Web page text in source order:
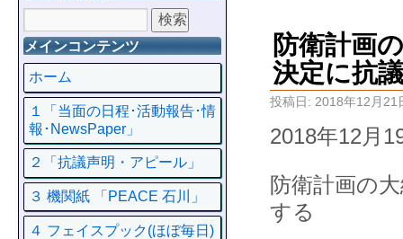
防衛計画
決定に抗議
投稿日: 2018年12月21
2018年12月
防衛計画の
する
メインコンテンツ
ホーム
１「当面の日程･活動報告･情
報･NewsPaper」
２「抗議声明・アピール」
３ 機関紙 「PEACE 石川」
４ フェイスプック(ほぼ毎日)